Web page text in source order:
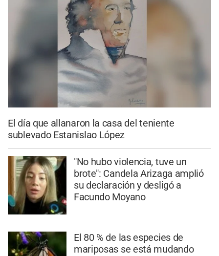
El día que allanaron la casa del teniente
sublevado Estanislao López
"No hubo violencia, tuve un
brote": Candela Arizaga amplió
su declaración y desligó a
Facundo Moyano
El 80 % de las especies de
mariposas se está mudando